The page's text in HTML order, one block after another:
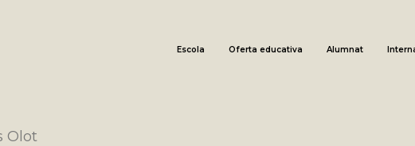
Escola Oferta educativa Alumnat
Olot